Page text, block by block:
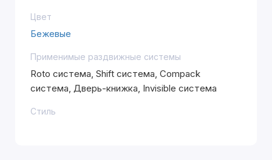
Цвет
Бежевые
Применимые раздвижные системы
Roto система, Shift система, Compack
система, Дверь-книжка, Invisible система
Стиль